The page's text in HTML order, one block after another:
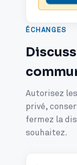
ÉCHANGES
Autorisez
privé,
fermez la
souhaitez.